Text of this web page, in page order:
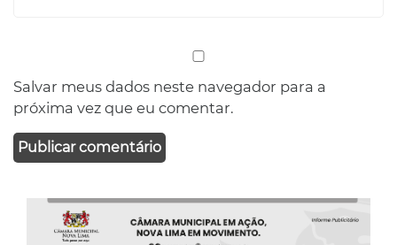
Salvar meus dados neste navegador para a
próxima vez que eu comentar.